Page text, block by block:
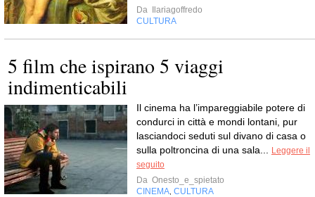
Da
Ilariagoffredo
CULTURA
5 film che ispirano 5 viaggi
indimenticabili
Il cinema ha l’impareggiabile potere di
condurci in città e mondi lontani, pur
lasciandoci seduti sul divano di casa o
sulla poltroncina di una sala...
Leggere il
seguito
Da Onesto_e_spietato
CINEMA CULTURA